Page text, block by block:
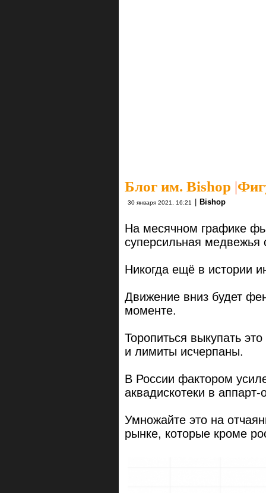
Блог им. Bishop |
30 января 2021, 16:21 | Bishop
На месячном графике
суперсильная медвежья
Никогда ещё в истории
Движение вниз будет
моменте.
Торопиться выкупать
и лимиты исчерпаны.
В России фактором
аквадискотеки в аппарт-
Умножайте это на
рынке, которые кроме